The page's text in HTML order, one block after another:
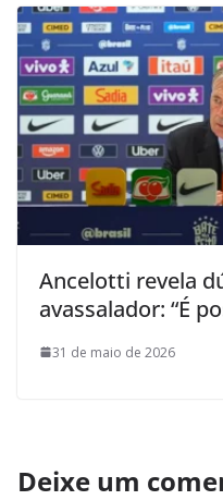
Ancelotti revela
avassalador: “É
31 de maio de 2026
Deixe um